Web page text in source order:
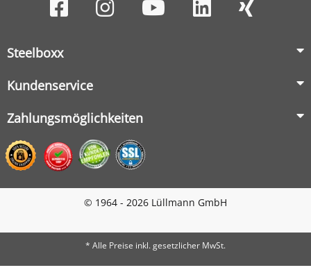
Steelboxx
Kundenservice
Zahlungsmöglichkeiten
© 1964 - 2026 Lüllmann GmbH
* Alle Preise inkl. gesetzlicher MwSt.